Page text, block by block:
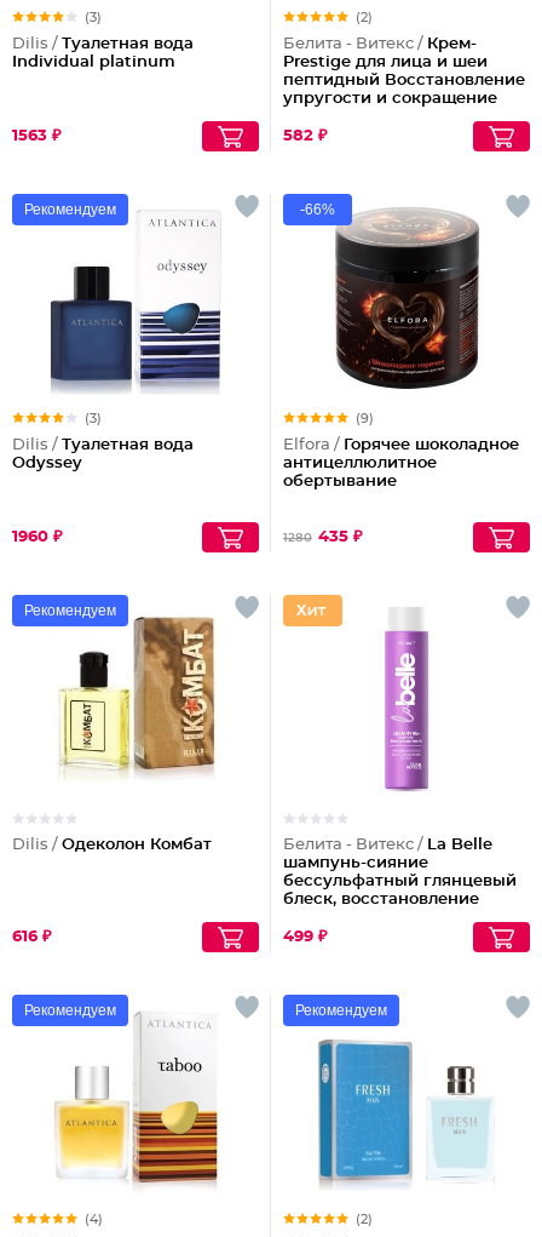
(3)
Dilis / Туалетная вода
Individual platinum
1563 ₽
(2)
Белита - Витекс / Крем-
Prestige для лица и шеи
пептидный Восстановление
упругости и сокращение
582 ₽
Рекомендуем
(3)
Dilis / Туалетная вода
Odyssey
1960 ₽
-66%
(9)
Elfora / Горячее шоколадное
антицеллюлитное
обертывание
1280 435 ₽
Рекомендуем
Dilis / Одеколон Комбат
616 ₽
Белита - Витекс / La Belle
шампунь-сияние
бессульфатный глянцевый
блеск, восстановление
499 ₽
Рекомендуем
(4)
Рекомендуем
(2)